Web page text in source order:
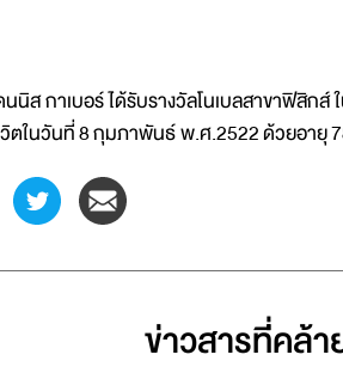
นนิส กาเบอร์ ได้รับรางวัลโนเบลสาขาฟิสิก
ตในวันที่ 8 กุมภาพันธ์ พ.ศ.2522 ด้วยอายุ
ข่าวสารที่่คล้